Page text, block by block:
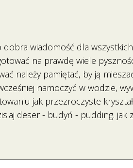
dobra wiadomość dla
na prawdę wiele
należy pamiętać, by ją
namoczyć w wodzie,
jak przezroczyste
deser - budyń - pudding. jak